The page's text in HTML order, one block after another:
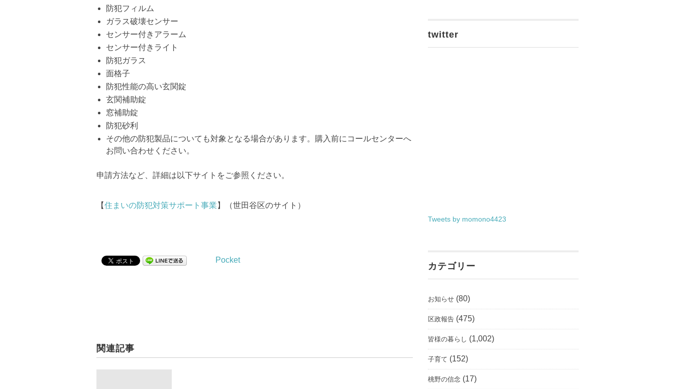
防犯フィルム
ガラス破壊センサー
センサー付きアラーム
センサー付きライト
防犯ガラス
面格子
防犯性能の高い玄関錠
玄関補助錠
窓補助錠
防犯砂利
その他の防犯製品についても対象となる場合があります。購入前にコールセンターへ
お問い合わせください。
申請方法など、詳細は以下サイトをご参照ください。
【住まいの防犯対策サポート事業 】（世田谷区のサイト）
Pocket
関連記事
twitter
Tweets by momono4423
カテゴリー
お知らせ (80)
区政報告 (475)
皆様の暮らし (1,002)
子育て (152)
桃野の信念 (17)